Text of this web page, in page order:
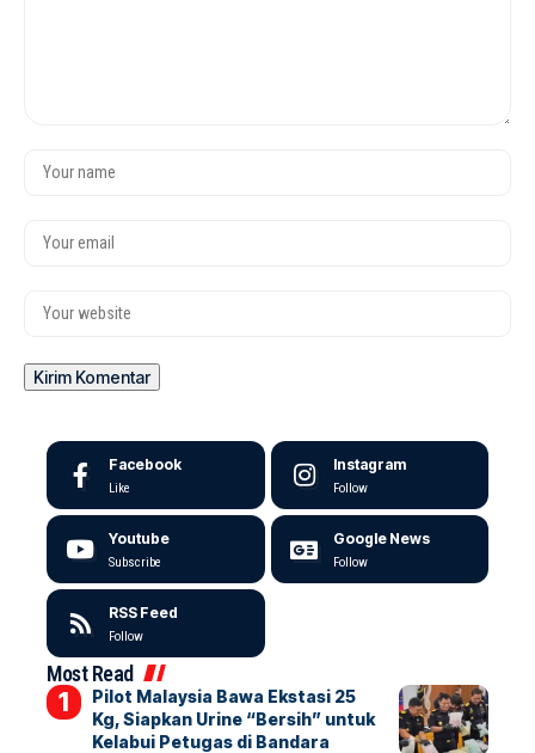
Facebook
Like
Instagram
Follow
Youtube
Subscribe
Google News
Follow
RSS Feed
Follow
Most Read
Pilot Malaysia Bawa Ekstasi 25
Kg, Siapkan Urine “Bersih” untuk
Kelabui Petugas di Bandara